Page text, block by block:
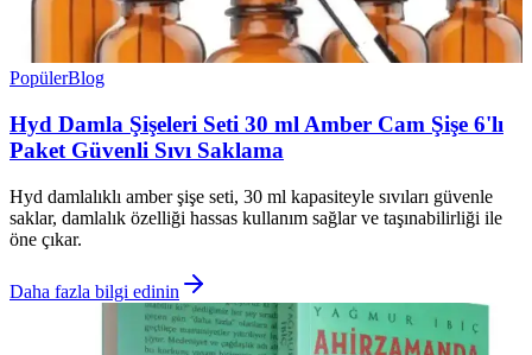
PopülerBlog
Hyd Damla Şişeleri Seti 30 ml Amber Cam Şişe 6'lı
Paket Güvenli Sıvı Saklama
Hyd damlalıklı amber şişe seti, 30 ml kapasiteyle sıvıları güvenle
saklar, damlalık özelliği hassas kullanım sağlar ve taşınabilirliği ile
öne çıkar.
Daha fazla bilgi edinin